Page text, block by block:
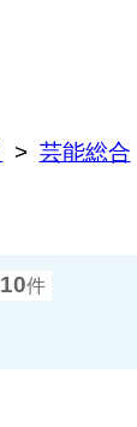
芸能総合
10件